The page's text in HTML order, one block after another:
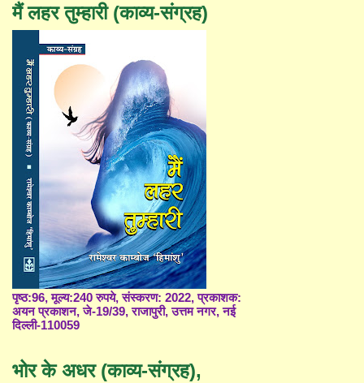
मैं लहर तुम्हारी (काव्य-संग्रह)
पृष्ठ:96, मूल्य:240 रुपये, संस्करण: 2022, प्रकाशक:
अयन प्रकाशन, जे-19/39, राजापुरी, उत्तम नगर, नई
दिल्ली-110059
भोर के अधर (काव्य-संग्रह),